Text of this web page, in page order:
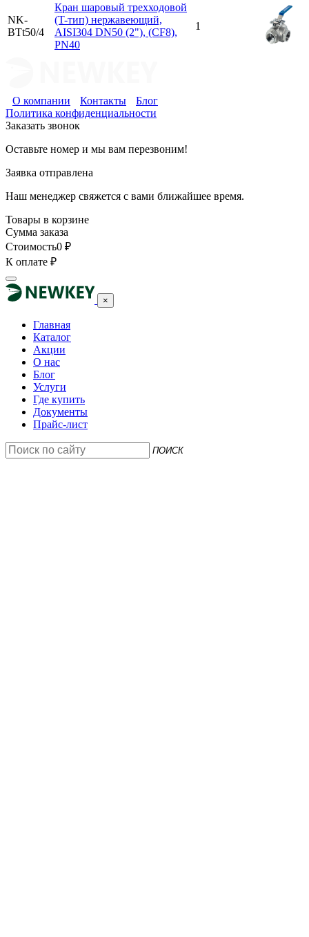
NK-
BTt50/4
Кран шаровый трехходовой
(T-тип) нержавеющий,
AISI304 DN50 (2"), (CF8),
PN40
1
О компании Контакты
Блог
Политика конфиденциальности
Заказать звонок
Оставьте номер и мы вам перезвоним!
Заявка отправлена
Наш менеджер свяжется с вами ближайшее время.
Товары в корзине
Сумма заказа
Стоимость0 ₽
К оплате ₽
×
Главная
Каталог
Акции
О нас
Блог
Услуги
Где купить
Документы
Прайс-лист
ПОИСК